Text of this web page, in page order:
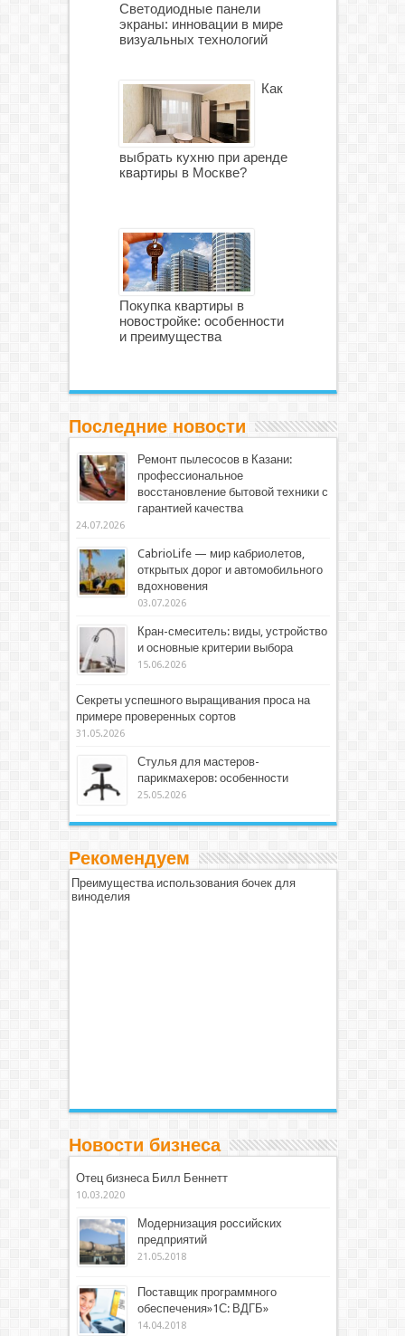
Светодиодные панели
экраны: инновации в мире
визуальных технологий
Как
выбрать кухню при аренде
квартиры в Москве?
Покупка квартиры в
новостройке: особенности
и преимущества
Последние новости
Ремонт пылесосов в Казани:
профессиональное
восстановление бытовой техники с
гарантией качества
24.07.2026
CabrioLife — мир кабриолетов,
открытых дорог и автомобильного
вдохновения
03.07.2026
Кран-смеситель: виды, устройство
и основные критерии выбора
15.06.2026
Секреты успешного выращивания проса на
примере проверенных сортов
31.05.2026
Стулья для мастеров-
парикмахеров: особенности
25.05.2026
Рекомендуем
Преимущества использования бочек для
виноделия
Новости бизнеса
Отец бизнеса Билл Беннетт
10.03.2020
Модернизация российских
предприятий
21.05.2018
Поставщик программного
обеспечения»1С: ВДГБ»
14.04.2018